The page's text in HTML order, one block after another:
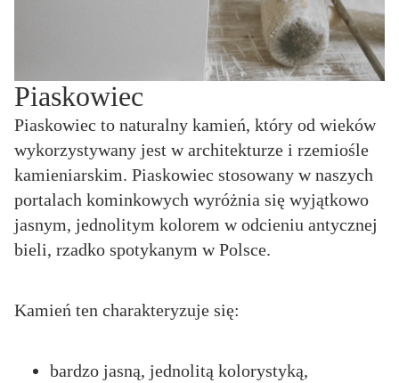
Piaskowiec
Piaskowiec to naturalny kamień, który od wieków
wykorzystywany jest w architekturze i rzemiośle
kamieniarskim. Piaskowiec stosowany w naszych
portalach kominkowych wyróżnia się wyjątkowo
jasnym, jednolitym kolorem w odcieniu antycznej
bieli, rzadko spotykanym w Polsce.
Kamień ten charakteryzuje się:
bardzo jasną, jednolitą kolorystyką,